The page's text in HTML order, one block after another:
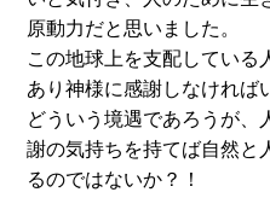
原動力だと思いました。
この地球上を支配している
あり神様に感謝しなければ
どういう境遇であろうが、
謝の気持ちを持てば自然と
るのではないか？！